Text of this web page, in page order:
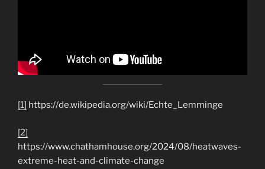
[1] https://de.wikipedia.org/wiki/Echte_Lemminge
[2]
https://www.chathamhouse.org/2024/08/heatwaves-
extreme-heat-and-climate-change